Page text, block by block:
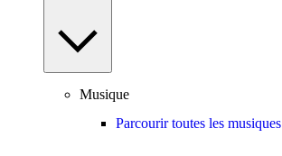
Musique
Parcourir toutes les musiques